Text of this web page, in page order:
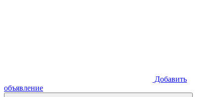
Добавить
объявление